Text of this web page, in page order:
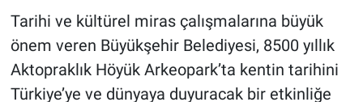
Tarihi ve kültürel miras çalışmalarına büyük
önem veren Büyükşehir Belediyesi, 8500 yıllık
Aktopraklık Höyük Arkeopark’ta kentin tarihini
Türkiye’ye ve dünyaya duyuracak bir etkinliğe
Kimdir
Koronavirüs